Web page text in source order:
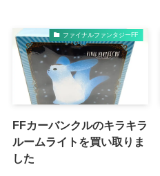
ファイナルファンタジーFF
FFカーバンクルのキラキラ
ルームライトを買い取りま
した